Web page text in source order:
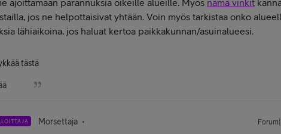
ajoittamaan parannuksia oikeille alueille. Myös nämä vinkit
jos ne helpottaisivat yhtään. Voin myös tarkistaa onko
lähiaikoina, jos haluat kertoa paikkakunnan/asuinalueesi.
tästä
Morsettaja